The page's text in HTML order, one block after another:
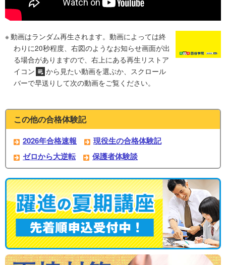
動画はランダム再生されます。動画によっては終
わりに20秒程度、右図のようなお知らせ画面が出
る場合がありますので、右上にある再生リストア
イコン
から見たい動画を選ぶか、スクロール
バーで早送りして次の動画をご覧ください。
この他の合格体験記
2026年合格速報
現役生の合格体験記
ゼロから大逆転
保護者体験談